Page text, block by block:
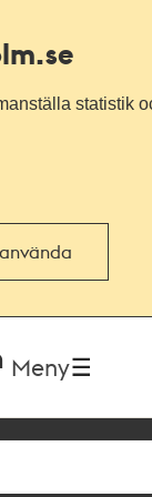
statistik
Meny